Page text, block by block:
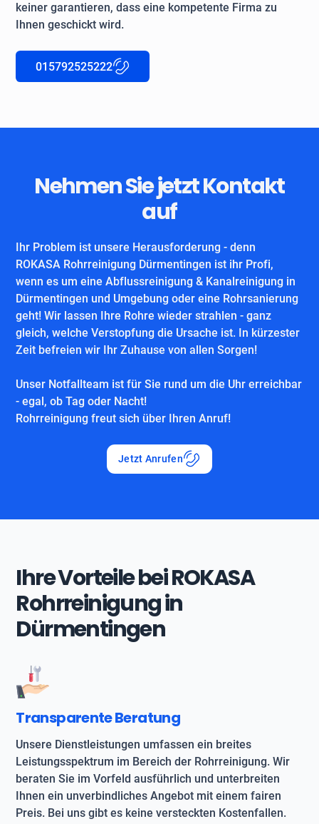
keiner garantieren, dass eine kompetente Firma zu
Ihnen geschickt wird.
015792525222
Nehmen Sie jetzt Kontakt
auf
Ihr Problem ist unsere Herausforderung - denn
ROKASA Rohrreinigung Dürmentingen ist ihr Profi,
wenn es um eine Abflussreinigung & Kanalreinigung in
Dürmentingen und Umgebung oder eine Rohrsanierung
geht! Wir lassen Ihre Rohre wieder strahlen - ganz
gleich, welche Verstopfung die Ursache ist. In kürzester
Zeit befreien wir Ihr Zuhause von allen Sorgen!
Unser Notfallteam ist für Sie rund um die Uhr erreichbar
- egal, ob Tag oder Nacht!
Rohrreinigung freut sich über Ihren Anruf!
Jetzt Anrufen
Ihre Vorteile bei ROKASA
Rohrreinigung in
Dürmentingen
Transparente Beratung
Unsere Dienstleistungen umfassen ein breites
Leistungsspektrum im Bereich der Rohrreinigung. Wir
beraten Sie im Vorfeld ausführlich und unterbreiten
Ihnen ein unverbindliches Angebot mit einem fairen
Preis. Bei uns gibt es keine versteckten Kostenfallen.